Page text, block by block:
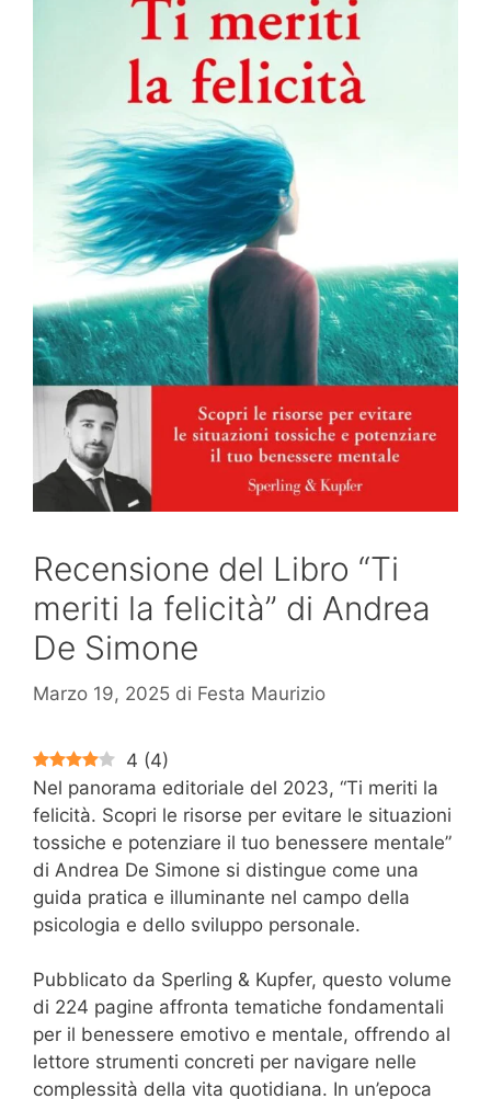
Recensione del Libro “Ti
meriti la felicità” di Andrea
De Simone
Marzo 19, 2025 di Festa Maurizio
4 (4)
Nel panorama editoriale del 2023, “Ti meriti la
felicità. Scopri le risorse per evitare le situazioni
tossiche e potenziare il tuo benessere mentale”
di Andrea De Simone si distingue come una
guida pratica e illuminante nel campo della
psicologia e dello sviluppo personale.
Pubblicato da Sperling & Kupfer, questo volume
di 224 pagine affronta tematiche fondamentali
per il benessere emotivo e mentale, offrendo al
lettore strumenti concreti per navigare nelle
complessità della vita quotidiana. In un’epoca